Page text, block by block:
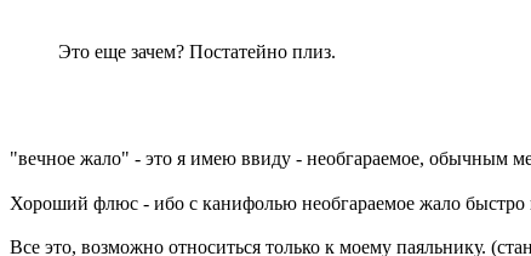
Это еще зачем? Постатейно плиз.
"вечное жало" - это я имею ввиду - необгараемое, обычным
Хороший флюс - ибо с канифолью необгараемое жало быстро
Все это, возможно относиться только к моему паяльнику.